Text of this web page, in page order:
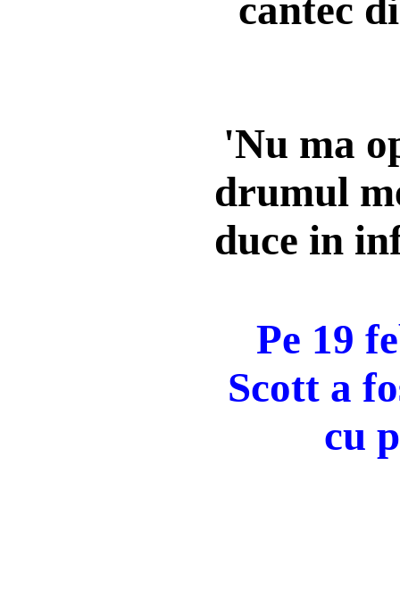
cantec
'Nu ma
drumul
duce in
Pe 19
Scott a
cu